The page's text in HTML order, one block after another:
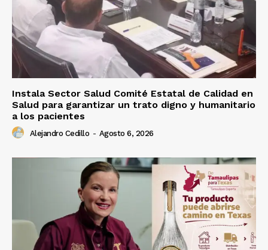
Instala Sector Salud Comité Estatal de Calidad en
Salud para garantizar un trato digno y humanitario
a los pacientes
Alejandro Cedillo - Agosto 6, 2026